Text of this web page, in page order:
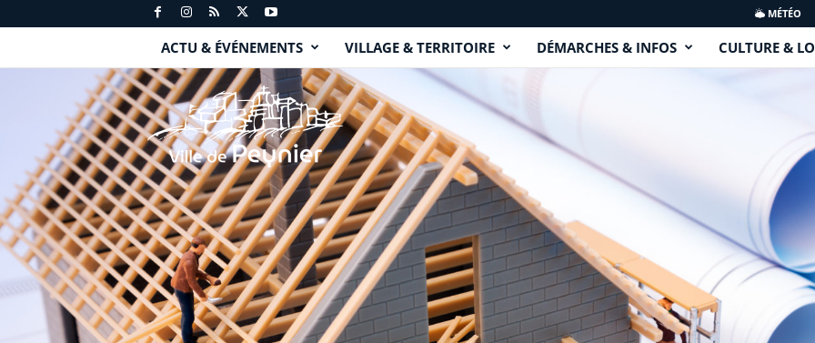
MÉTÉO
ACTU & ÉVÉNEMENTS VILLAGE & TERRITOIRE DÉMARCHES & INFOS CULTURE &
P
e
y
n
i
e
r
.
f
r